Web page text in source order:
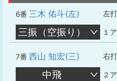
6番 三木 佑斗(左) 左打
三振（空振り） １
7番 西山 知宏(三) 右打
中飛 ２